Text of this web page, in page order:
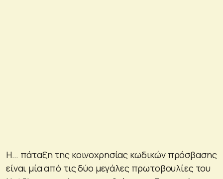
Η… πάταξη της κοινοχρησίας κωδικών πρόσβασης
είναι μία από τις δύο μεγάλες πρωτοβουλίες του